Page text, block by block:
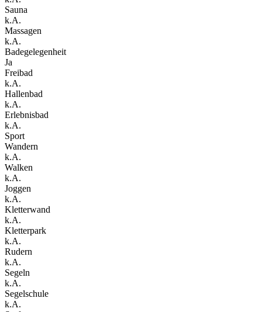
Sauna
k.A.
Massagen
k.A.
Badegelegenheit
Ja
Freibad
k.A.
Hallenbad
k.A.
Erlebnisbad
k.A.
Sport
Wandern
k.A.
Walken
k.A.
Joggen
k.A.
Kletterwand
k.A.
Kletterpark
k.A.
Rudern
k.A.
Segeln
k.A.
Segelschule
k.A.